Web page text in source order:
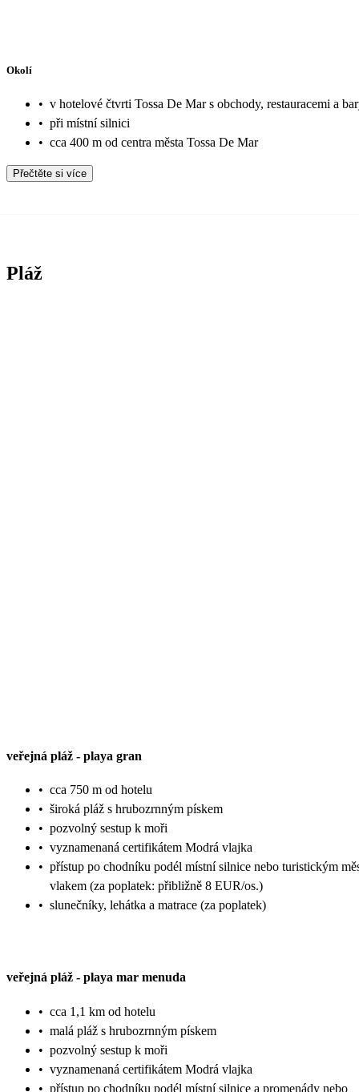
Okolí
• v hotelové čtvrti Tossa De Mar s obchody, restauracemi a
• při místní silnici
• cca 400 m od centra města Tossa De Mar
Přečtěte si více
Pláž
veřejná pláž - playa gran
• cca 750 m od hotelu
• široká pláž s hrubozrnným pískem
• pozvolný sestup k moři
• vyznamenaná certifikátem Modrá vlajka
• přístup po chodníku podél místní silnice nebo turistickým
vlakem (za poplatek: přibližně 8 EUR/os.)
• slunečníky, lehátka a matrace (za poplatek)
veřejná pláž - playa mar menuda
• cca 1,1 km od hotelu
• malá pláž s hrubozrnným pískem
• pozvolný sestup k moři
• vyznamenaná certifikátem Modrá vlajka
• přístup po chodníku podél místní silnice a promenády nebo